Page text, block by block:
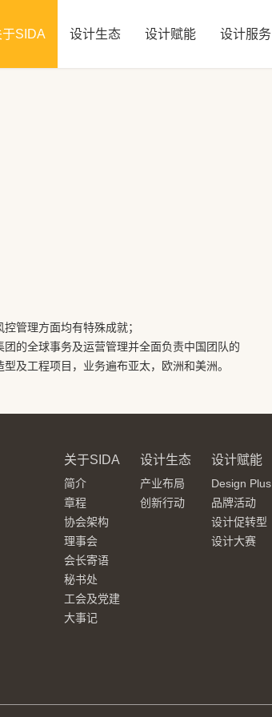
于SIDA 设计生态 设计赋能 设计服务
管理方面均有特殊成就；
的全球事务及运营管理并全面负责中国团队的
及工程项目，业务遍布亚太，欧洲和美洲。
关于SIDA
简介
章程
协会架构
理事会
会长寄语
秘书处
工会及党建
大事记
设计生态
产业布局
创新行动
设计赋能
Design Plus
品牌活动
设计促转型
设计大赛